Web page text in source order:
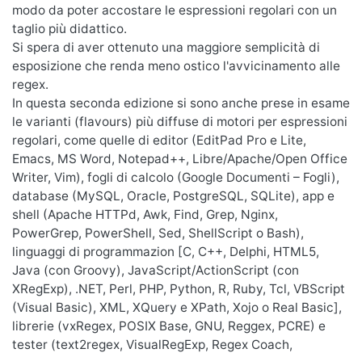
modo da poter accostare le espressioni regolari con un
taglio più didattico.
Si spera di aver ottenuto una maggiore semplicità di
esposizione che renda meno ostico l'avvicinamento alle
regex.
In questa seconda edizione si sono anche prese in esame
le varianti (flavours) più diffuse di motori per espressioni
regolari, come quelle di editor (EditPad Pro e Lite,
Emacs, MS Word, Notepad++, Libre/Apache/Open Office
Writer, Vim), fogli di calcolo (Google Documenti – Fogli),
database (MySQL, Oracle, PostgreSQL, SQLite), app e
shell (Apache HTTPd, Awk, Find, Grep, Nginx,
PowerGrep, PowerShell, Sed, ShellScript o Bash),
linguaggi di programmazion [C, C++, Delphi, HTML5,
Java (con Groovy), JavaScript/ActionScript (con
XRegExp), .NET, Perl, PHP, Python, R, Ruby, Tcl, VBScript
(Visual Basic), XML, XQuery e XPath, Xojo o Real Basic],
librerie (vxRegex, POSIX Base, GNU, Reggex, PCRE) e
tester (text2regex, VisualRegExp, Regex Coach,